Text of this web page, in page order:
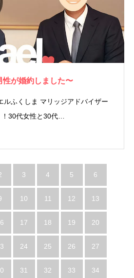
性が婚約しました〜
ルふくしま マリッジアドバイザー
30代女性と30代…
3 4 5 6
10 11 12 13
17 18 19 20
24 25 26 27
31 32 33 34